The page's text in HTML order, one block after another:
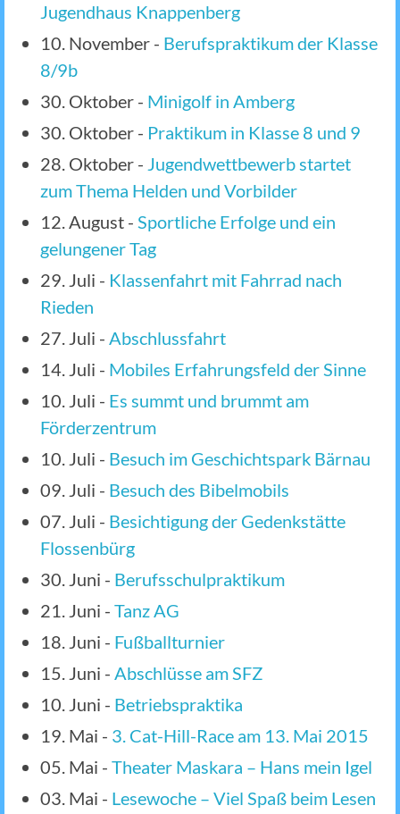
Jugendhaus Knappenberg
10. November - Berufspraktikum der Klasse
8/9b
30. Oktober - Minigolf in Amberg
30. Oktober - Praktikum in Klasse 8 und 9
28. Oktober - Jugendwettbewerb startet
zum Thema Helden und Vorbilder
12. August - Sportliche Erfolge und ein
gelungener Tag
29. Juli - Klassenfahrt mit Fahrrad nach
Rieden
27. Juli - Abschlussfahrt
14. Juli - Mobiles Erfahrungsfeld der Sinne
10. Juli - Es summt und brummt am
Förderzentrum
10. Juli - Besuch im Geschichtspark Bärnau
09. Juli - Besuch des Bibelmobils
07. Juli - Besichtigung der Gedenkstätte
Flossenbürg
30. Juni - Berufsschulpraktikum
21. Juni - Tanz AG
18. Juni - Fußballturnier
15. Juni - Abschlüsse am SFZ
10. Juni - Betriebspraktika
19. Mai - 3. Cat-Hill-Race am 13. Mai 2015
05. Mai - Theater Maskara – Hans mein Igel
03. Mai - Lesewoche – Viel Spaß beim Lesen